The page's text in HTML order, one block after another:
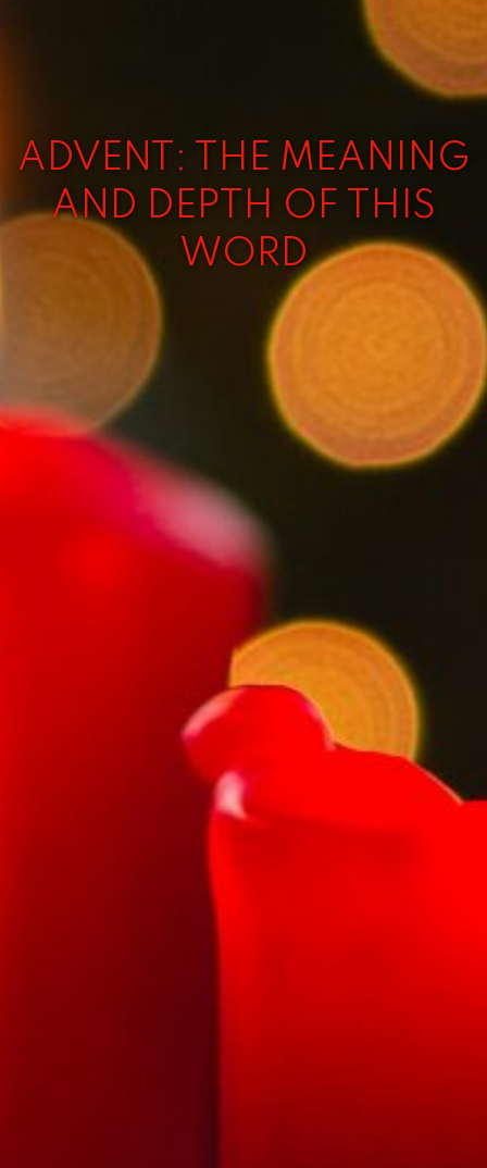
ADVENT: THE MEANING
AND DEPTH OF THIS
WORD